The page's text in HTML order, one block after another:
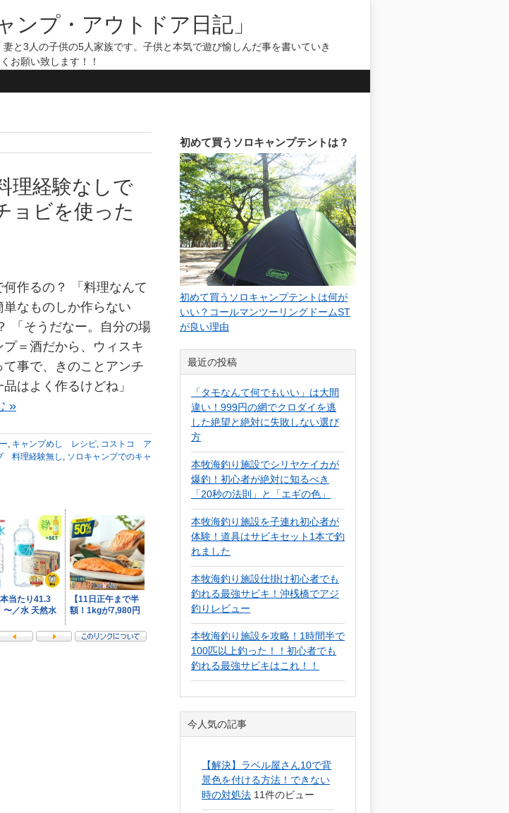
ンプ・アウトドア日記」
と3人の子供の5人家族です。子供と本気で遊び愉しんだ事を書いていき
お願い致します！！
理経験なしで
ョビを使った
何作るの？ 「料理なんて
単なものしか作らない
「そうだなー。自分の場
＝酒だから、ウィスキ
事で、きのことアンチ
はよく作るけどね」
»
, キャンプめし レシピ, コストコ ア
料理経験無し , ソロキャンプでのキャ
初めて買うソロキャンプテントは？
初めて買うソロキャンプテントは何が
いい？コールマンツーリングドームST
が良い理由
最近の投稿
「タモなんて何でもいい」は大間
違い！999円の網でクロダイを逃
した絶望と絶対に失敗しない選び
方
本牧海釣り施設でシリヤケイカが
爆釣！初心者が絶対に知るべき
「20秒の法則」と「エギの色」
本牧海釣り施設を子連れ初心者が
体験！道具はサビキセット1本で釣
れました
本牧海釣り施設仕掛け初心者でも
釣れる最強サビキ！沖桟橋でアジ
釣りレビュー
本牧海釣り施設を攻略！1時間半で
100匹以上釣った！！初心者でも
釣れる最強サビキはこれ！！
今人気の記事
【解決】ラベル屋さん10で背
景色を付ける方法！できない
時の対処法 11件のビュー